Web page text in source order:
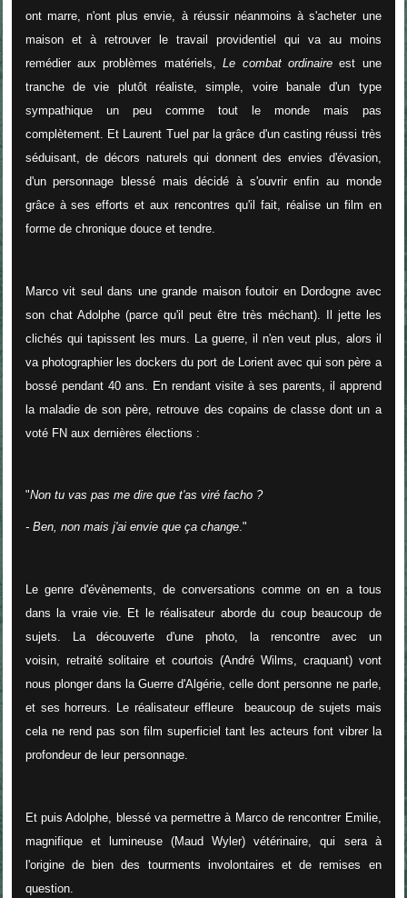
ont marre, n'ont plus envie, à réussir néanmoins à s'acheter une
maison et à retrouver le travail providentiel qui va au moins
remédier aux problèmes matériels,Le combat ordinaireest une
tranche de vie plutôt réaliste, simple, voire banale d'un type
sympathique un peu comme tout le monde mais pas
complètement. Et Laurent Tuel par la grâce d'un casting réussi très
séduisant, de décors naturels qui donnent des envies d'évasion,
d'un personnage blessé mais décidé à s'ouvrir enfin au monde
grâce à ses efforts et aux rencontres qu'il fait, réalise un film en
forme de chronique douce et tendre.
Marco vit seul dans une grande maison foutoir en Dordogne avec
son chat Adolphe (parce qu'il peut être très méchant). Il jette les
clichés qui tapissent les murs. La guerre, il n'en veut plus, alors il
va photographier les dockers du port de Lorient avec qui son père a
bossé pendant 40 ans. En rendant visite à ses parents, il apprend
la maladie de son père, retrouve des copains de classe dont un a
voté FN aux dernières élections :
"Non tu vas pas me dire que t'as viré facho ?
- Ben, non mais j'ai envie que ça change."
Le genre d'évènements, de conversations comme on en a tous
dans la vraie vie. Et le réalisateur aborde du coup beaucoup de
sujets. La découverte d'une photo, la rencontre avec un
voisin, retraité solitaire et courtois (André Wilms, craquant) vont
nous plonger dans la Guerre d'Algérie, celle dont personne ne parle,
et ses horreurs. Le réalisateur effleure beaucoup de sujets mais
cela ne rend pas son film superficiel tant les acteurs font vibrer la
profondeur de leur personnage.
Et puis Adolphe, blessé va permettre à Marco de rencontrer Emilie,
magnifique et lumineuse (Maud Wyler) vétérinaire, qui sera à
l'origine de bien des tourments involontaires et de remises en
question.